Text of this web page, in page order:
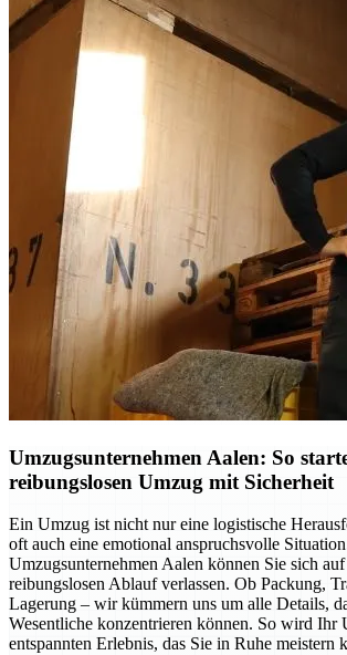
Umzugsunternehmen Aalen: So
reibungslosen Umzug mit Sicherheit
Ein Umzug ist nicht nur eine logistische
oft auch eine emotional anspruchsvolle
Umzugsunternehmen Aalen können Sie sich auf
reibungslosen Ablauf verlassen. Ob Packung,
Lagerung – wir kümmern uns um alle Details,
Wesentliche konzentrieren können. So wird Ihr
entspannten Erlebnis, das Sie in Ruhe meistern